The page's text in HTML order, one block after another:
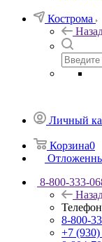
Кострома
Личный
Корзина0
8-800-333-
8-800-
+7